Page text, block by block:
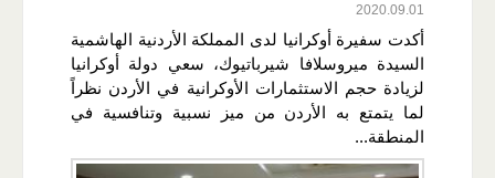
2020.09.01
أكدت سفيرة أوكرانيا لدى المملكة الأردنية الهاشمية
السيدة ميروسلافا شيرباتيوك، سعي دولة أوكرانيا
لزيادة حجم الاستثمارات الأوكرانية في الأردن نظراً
لما يتمتع به الأردن من ميز نسبية وتنافسية في
المنطقة...